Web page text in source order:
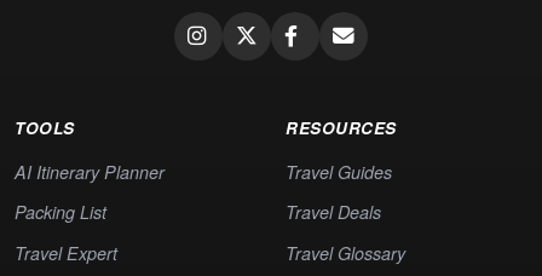
TOOLS
AI Itinerary Planner
Packing List
Travel Expert
RESOURCES
Travel Guides
Travel Deals
Travel Glossary